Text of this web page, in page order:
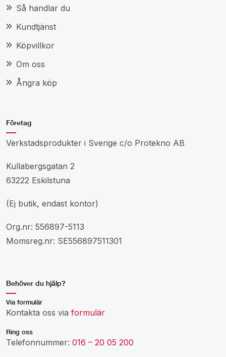
Så handlar du
Kundtjänst
Köpvillkor
Om oss
Ångra köp
Företag
Verkstadsprodukter i Sverige c/o Protekno AB
Kullabergsgatan 2
63222 Eskilstuna
(Ej butik, endast kontor)
Org.nr: 556897-5113
Momsreg.nr: SE556897511301
Behöver du hjälp?
Via formulär
Kontakta oss via formulär
Ring oss
Telefonnummer: 016 – 20 05 200